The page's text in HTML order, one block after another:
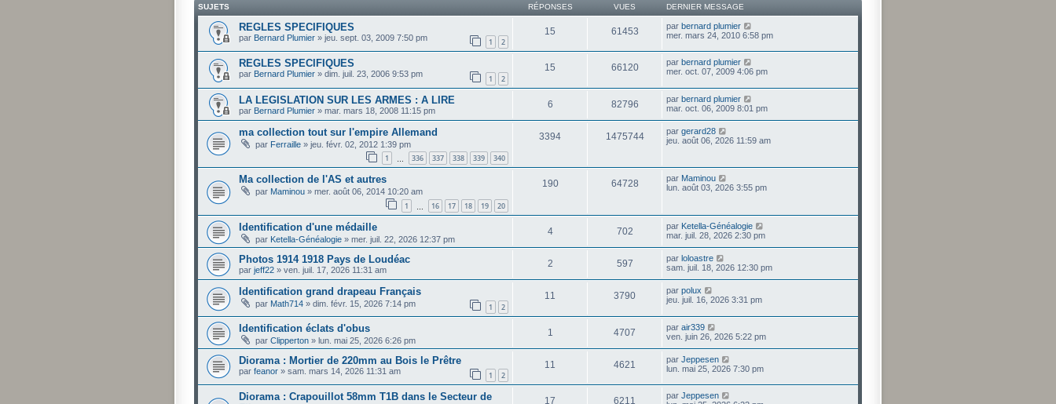
SUJETS RÉPONSES VUES DERNIER MESSAGE
REGLES SPECIFIQUES
par Bernard Plumier » jeu. sept. 03, 2009 7:50 pm 1 2
15 61453 par bernard plumier
mer. mars 24, 2010 6:58 pm
REGLES SPECIFIQUES
par Bernard Plumier » dim. juil. 23, 2006 9:53 pm 1 2
15 66120 par bernard plumier
mer. oct. 07, 2009 4:06 pm
LA LEGISLATION SUR LES ARMES : A LIRE
par Bernard Plumier » mar. mars 18, 2008 11:15 pm
6 82796 par bernard plumier
mar. oct. 06, 2009 8:01 pm
ma collection tout sur l'empire Allemand
par Ferraille » jeu. févr. 02, 2012 1:39 pm
1 336 337 338 339 340
3394 1475744 par gerard28
jeu. août 06, 2026 11:59 am
Ma collection de l'AS et autres
par Maminou » mer. août 06, 2014 10:20 am
1 16 17 18 19 20
190 64728 par Maminou
lun. août 03, 2026 3:55 pm
Identification d'une médaille
par Ketella-Généalogie » mer. juil. 22, 2026 12:37 pm
4 702 par Ketella-Généalogie
mar. juil. 28, 2026 2:30 pm
Photos 1914 1918 Pays de Loudéac
par jeff22 » ven. juil. 17, 2026 11:31 am
2 597 par loloastre
sam. juil. 18, 2026 12:30 pm
Identification grand drapeau Français
par Math714 » dim. févr. 15, 2026 7:14 pm 1 2
11 3790 par polux
jeu. juil. 16, 2026 3:31 pm
Identification éclats d'obus
par Clipperton » lun. mai 25, 2026 6:26 pm
1 4707 par air339
ven. juin 26, 2026 5:22 pm
Diorama : Mortier de 220mm au Bois le Prêtre
par feanor » sam. mars 14, 2026 11:31 am 1 2
11 4621 par Jeppesen
lun. mai 25, 2026 7:30 pm
Diorama : Crapouillot 58mm T1B dans le Secteur de
17 6211 par Jeppesen